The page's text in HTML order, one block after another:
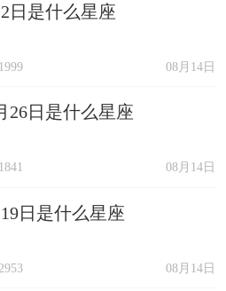
日是什么星座
08月14日
1999
26日是什么星座
08月14日
1841
日是什么星座
08月14日
2953